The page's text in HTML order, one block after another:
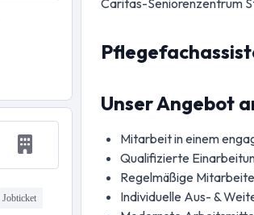
Jobticket